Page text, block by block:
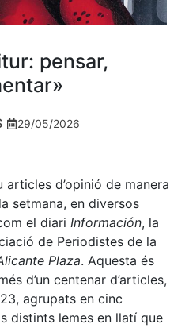
pensar,
29/05/2026
d’opinió de manera
setmana, en diversos
el diari Información, la
de Periodistes de la
Plaza. Aquesta és
d’un centenar d’articles,
agrupats en cinc
distints lemes en llatí que